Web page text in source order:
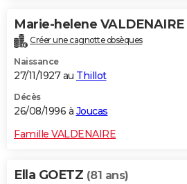
Marie-helene VALDENAIRE
Créer une cagnotte obsèques
Naissance
27/11/1927 au Thillot
Décès
26/08/1996 à Joucas
Famille VALDENAIRE
Ella GOETZ (81 ans)